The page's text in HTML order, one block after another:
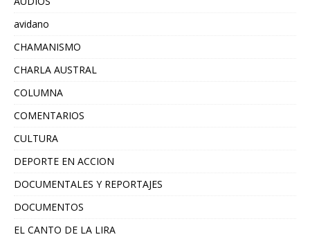
avidano
CHAMANISMO
CHARLA AUSTRAL
COLUMNA
COMENTARIOS
CULTURA
DEPORTE EN ACCION
DOCUMENTALES Y REPORTAJES
DOCUMENTOS
EL CANTO DE LA LIRA